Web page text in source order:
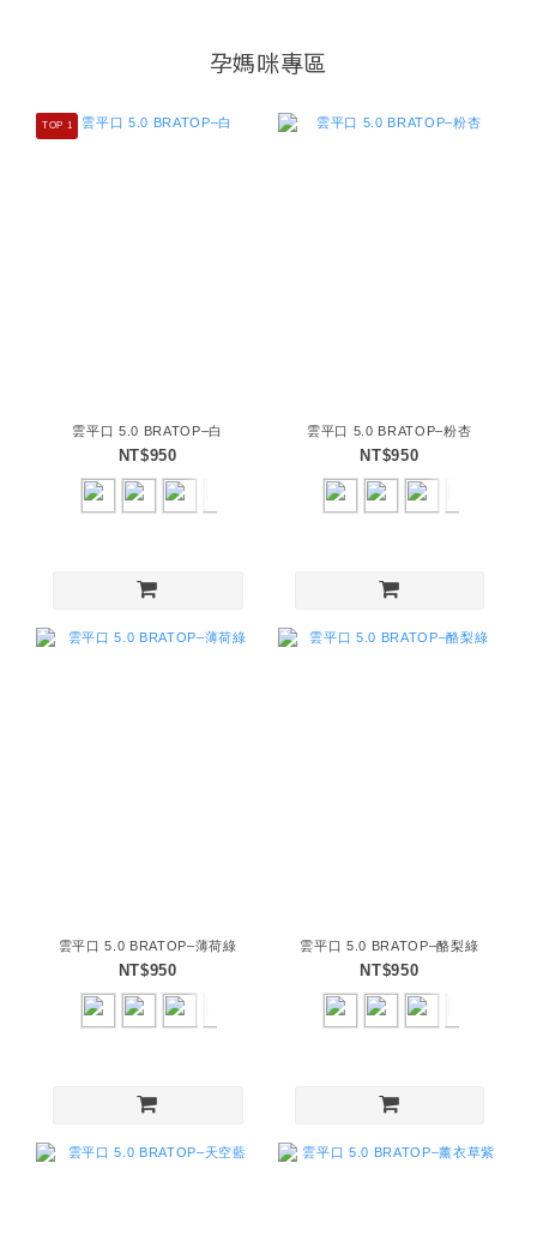
孕媽咪專區
TOP 1
雲平口 5.0 BRATOP–白
NT$950
雲平口 5.0 BRATOP–粉杏
NT$950
雲平口 5.0 BRATOP–薄荷綠
NT$950
雲平口 5.0 BRATOP–酪梨綠
NT$950